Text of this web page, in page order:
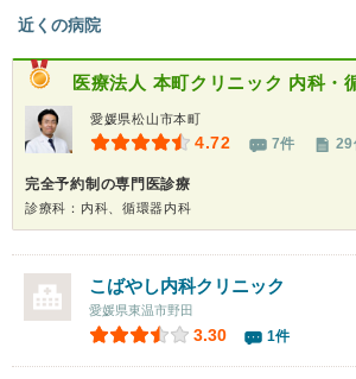
近くの病院
医療法人 本町クリニック 内科・
愛媛県松山市本町
4.72 7件 29
完全予約制の専門医診療
診療科：内科、循環器内科
こばやし内科クリニック
愛媛県東温市野田
3.30 1件